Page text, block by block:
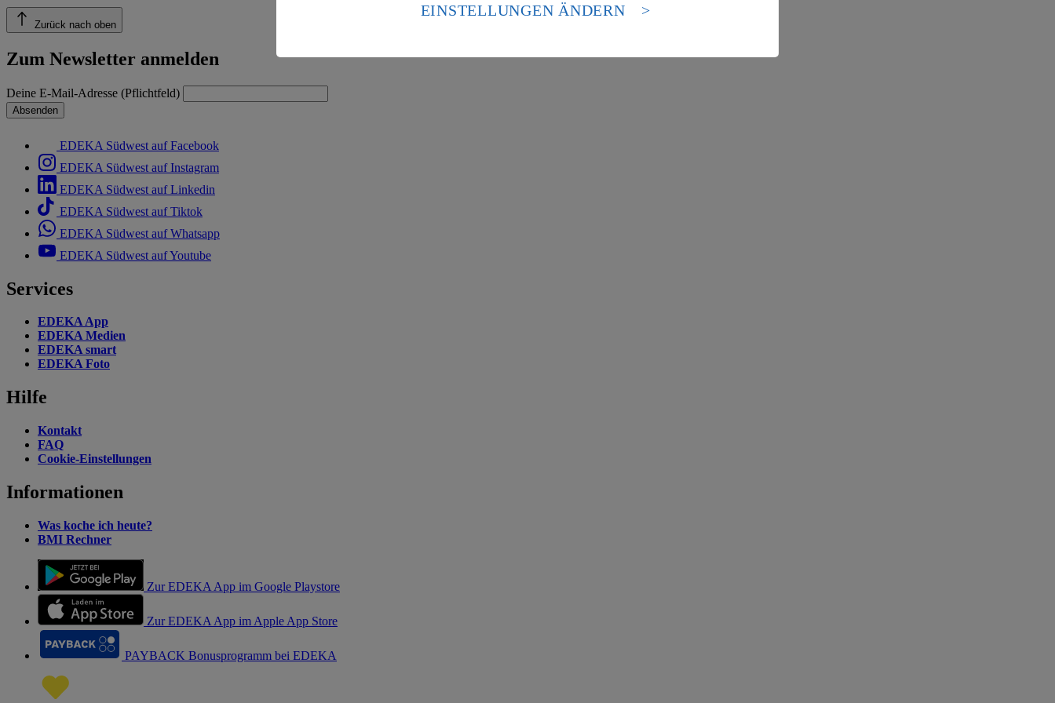
Zurück nach oben
Zum Newsletter anmelden
Deine E-Mail-Adresse (Pflichtfeld)
Absenden
EDEKA Südwest auf Facebook
EDEKA Südwest auf Instagram
EDEKA Südwest auf Linkedin
EDEKA Südwest auf Tiktok
EDEKA Südwest auf Whatsapp
EDEKA Südwest auf Youtube
Services
EDEKA App
EDEKA Medien
EDEKA smart
EDEKA Foto
Hilfe
Kontakt
FAQ
Cookie-Einstellungen
Informationen
Was koche ich heute?
BMI Rechner
Zur EDEKA App im Google Playstore
Zur EDEKA App im Apple App Store
PAYBACK Bonusprogramm bei EDEKA
Risiko eines Zugriffs durch US-amerikanische Behörden.
EINSTELLUNGEN ÄNDERN